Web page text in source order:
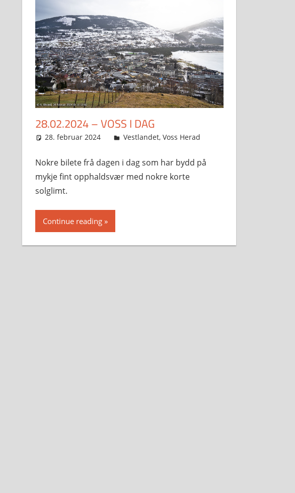
28.02.2024 – VOSS I DAG
28. februar 2024 Svein
Vestlandet, Voss Herad
Nokre bilete frå dagen i dag som har bydd på
mykje fint opphaldsvær med nokre korte
solglimt.
Continue reading